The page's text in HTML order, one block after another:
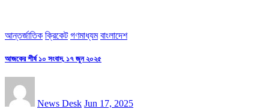
আন্তর্জাতিক ক্রিকেট গণমাধ্যম বাংলাদেশ
আজকের শীর্ষ ১০ সংবাদ, ১৭ জুন ২০২৫
News Desk Jun 17, 2025